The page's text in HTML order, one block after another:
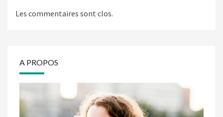
Les commentaires sont clos.
A PROPOS